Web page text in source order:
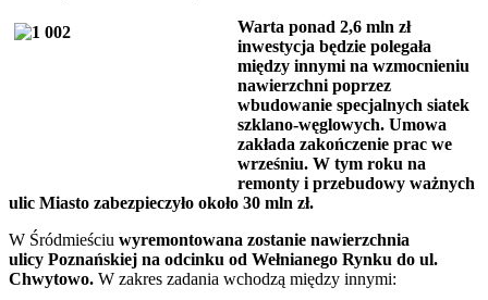
Warta ponad 2,6 mln zł
inwestycja będzie polegała
między innymi na wzmocnieniu
nawierzchni poprzez
wbudowanie specjalnych siatek
szklano-węglowych. Umowa
zakłada zakończenie prac we
wrześniu. W tym roku na
remonty i przebudowy ważnych
ulic Miasto zabezpieczyło około 30 mln zł.
W Śródmieściu wyremontowana zostanie nawierzchnia
ulicy Poznańskiej na odcinku od Wełnianego Rynku do ul.
Chwytowo. W zakres zadania wchodzą między innymi: